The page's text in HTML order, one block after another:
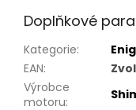
Doplňkové
Kategorie:
EAN:
Výrobce
motoru: